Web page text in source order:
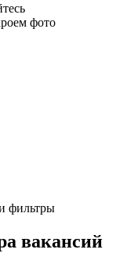
фото
фильтры
вакансий